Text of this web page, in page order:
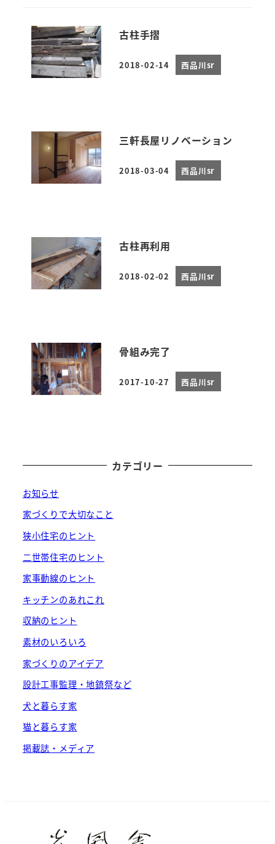
古柱手摺
投稿日
2018-02-14 西品川sr
三軒長屋リノベーション
投稿日
2018-03-04 西品川sr
古柱再利用
投稿日
2018-02-02 西品川sr
骨組み完了
投稿日
2017-10-27 西品川sr
カテゴリー
お知らせ
家づくりで大切なこと
狭小住宅のヒント
二世帯住宅のヒント
家事動線のヒント
キッチンのあれこれ
収納のヒント
素材のいろいろ
家づくりのアイデア
設計工事監理・地鎮祭など
犬と暮らす家
猫と暮らす家
掲載誌・メディア